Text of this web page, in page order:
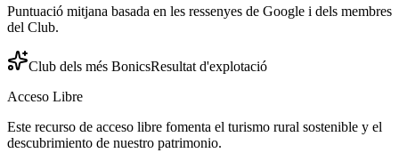
Puntuació mitjana basada en les ressenyes de Google i dels membres
del Club.
Club dels més BonicsResultat d'explotació
Acceso Libre
Este recurso de acceso libre fomenta el turismo rural sostenible y el
descubrimiento de nuestro patrimonio.